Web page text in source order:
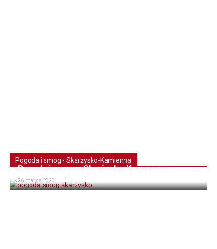
Pogoda i smog - Skarżysko-Kamienna
Pogoda i smog – Skarżysko-Kamienna
26 marca 2020